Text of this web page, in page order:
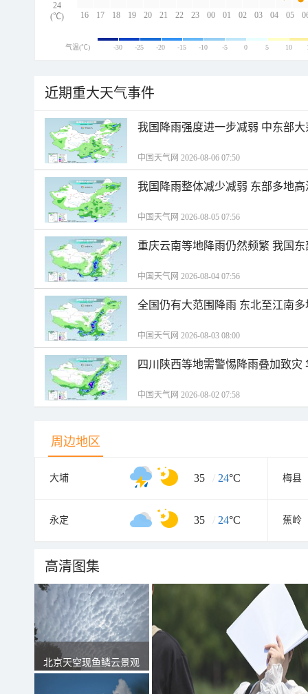
16 17 18 19 20 21 22 23 00 01 02 03 04 05
24
(℃)
气温(℃) -30 -25 -20 -15 -10 -5 0 5 10
近期重大天气事件
我国降雨强度进一步减弱 中东部
中国天气网 2026-08-06 07:50
我国降雨整体减少减弱 东部多地
中国天气网 2026-08-05 07:56
重庆云南等地降雨仍然频繁 我国
中国天气网 2026-08-04 07:56
全国仍有大范围降雨 东北至江南
中国天气网 2026-08-03 08:00
四川陕西等地需警惕降雨叠加致
中国天气网 2026-08-02 07:58
周边地区
大埔 35 / 24°C 梅县
永定 35 / 24°C 蕉岭
高清图集
北京天空现鱼鳞云景观